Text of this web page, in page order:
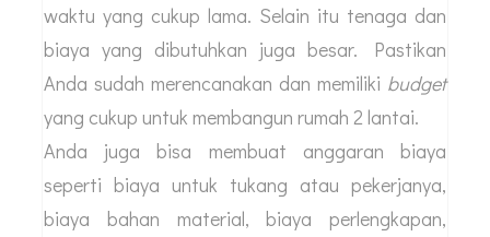
waktu yang cukup lama. Selain itu tenaga dan
biaya yang dibutuhkan juga besar. Pastikan
Anda sudah merencanakan dan memiliki budget
yang cukup untuk membangun rumah 2 lantai.
Anda juga bisa membuat anggaran biaya
seperti biaya untuk tukang atau pekerjanya,
biaya bahan material, biaya perlengkapan,